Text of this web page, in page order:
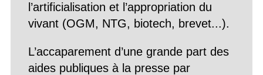
l’artificialisation et l’appropriation du
vivant (OGM, NTG, biotech, brevet...).
L’accaparement d’une grande part des
aides publiques à la presse par